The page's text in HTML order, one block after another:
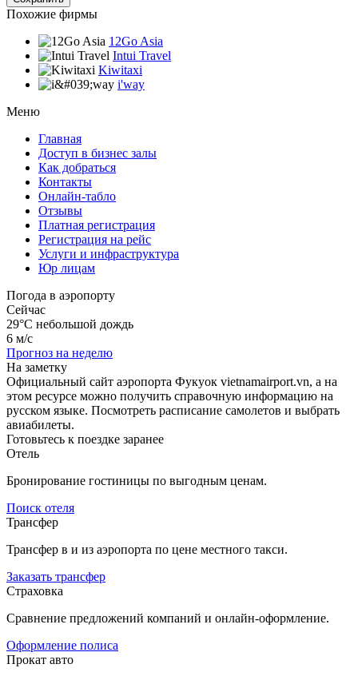
Похожие фирмы
12Go Asia
Intui Travel
Kiwitaxi
i'way
Меню
Главная
Доступ в бизнес залы
Как добраться
Контакты
Онлайн-табло
Отзывы
Платная регистрация
Регистрация на рейс
Услуги и инфраструктура
Юр лицам
Погода в аэропорту
Сейчас
29°C небольшой дождь
6 м/с
Прогноз на неделю
На заметку
Официальный сайт аэропорта Фукуок vietnamairport.vn, а на
этом ресурсе можно получить справочную информацию на
русском языке. Посмотреть расписание самолетов и выбрать
авиабилеты.
Готовьтесь к поездке заранее
Отель
Бронирование гостиницы по выгодным ценам.
Поиск отеля
Трансфер
Трансфер в и из аэропорта по цене местного такси.
Заказать трансфер
Страховка
Сравнение предложений компаний и онлайн-оформление.
Оформление полиса
Прокат авто